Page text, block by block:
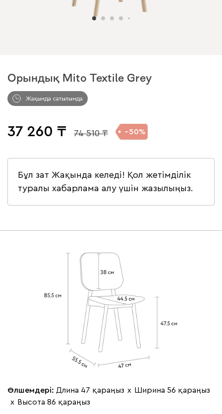
Орындық Mito Textile Grey
Жақында сатылымда
37 260 74 510 50
Бұл зат Жақында келеді! Қол жетімділік
туралы хабарлама алу үшін жазылыңыз.
Өлшемдері: Длина 47 қараңыз х Ширина 56 қараңыз
х Высота 86 қараңыз